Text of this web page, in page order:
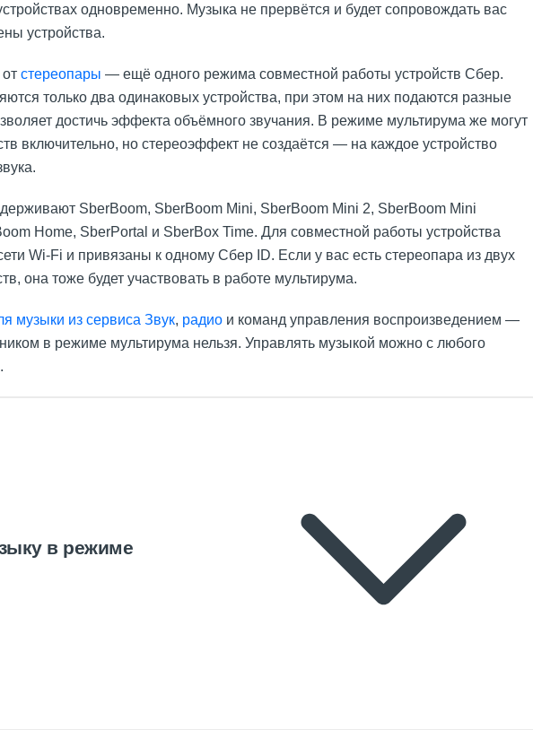
одновременно. Музыка не прервётся и будет сопровождать вас
устройства.
стереопары — ещё одного режима совместной работы устройств Сбер.
только два одинаковых устройства, при этом на них подаются разные
достичь эффекта объёмного звучания. В режиме мультирума же могут
включительно, но стереоэффект не создаётся — на каждое устройство
SberBoom, SberBoom Mini, SberBoom Mini 2, SberBoom Mini
Home, SberPortal и SberBox Time. Для совместной работы устройства
Wi-Fi и привязаны к одному Сбер ID. Если у вас есть стереопара из двух
она тоже будет участвовать в работе мультирума.
музыки из сервиса Звук, радио и команд управления воспроизведением —
в режиме мультирума нельзя. Управлять музыкой можно с любого
в режиме